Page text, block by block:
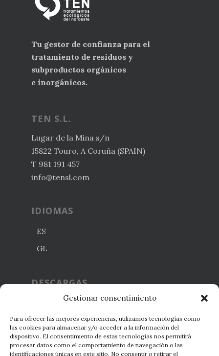
Gestionar consentimiento
Para ofrecer las mejores experiencias, utilizamos tecnologías como
las cookies para almacenar y/o acceder a la información del
dispositivo. El consentimiento de estas tecnologías nos permitirá
procesar datos como el comportamiento de navegación o las
identificaciones únicas en este sitio. No consentir o retirar el
Tu gestor de confianza para el
tratamiento de residuos y
subproductos orgánicos
e inorgánicos.
TEN S.L.
Lugar de la Mina s/n
15822 Touro, A Coruña (SPAIN)
T 981 191 457
info@tensl.com
IDIOMAS
ES
GL
DESCARGAS
Medio Ambiente
Certificaciones